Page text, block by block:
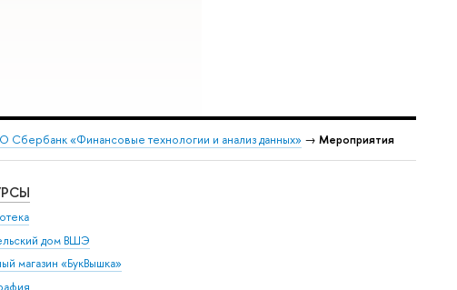
Сбербанк «Финансовые технологии и анализ данных» → Мероприятия
дом ВШЭ
магазин «БукВышка»